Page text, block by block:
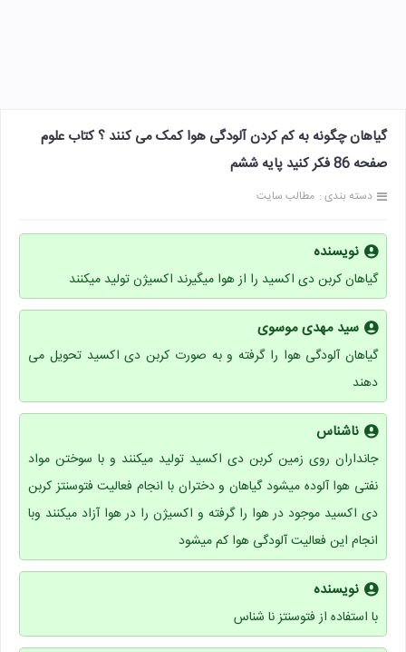
گياهان چگونه به كم كردن آلودگی هوا كمک می كنند ؟ کتاب علوم
صفحه 86 فکر کنید پایه ششم
دسته بندی : مطالب سایت
نویسنده
گیاهان کربن دی اکسید را از هوا میگیرند اکسیژن تولید میکنند
سید مهدی موسوی
گیاهان آلودگی هوا را گرفته و به صورت کربن دی اکسید تحویل می
دهند
ناشناس
جانداران روی زمین کربن دی اکسید تولید میکنند و با سوختن مواد
نفتی هوا آلوده میشود گیاهان و دختران با انجام فعالیت فتوسنتز کربن
دی اکسید موجود در هوا را گرفته و اکسیژن را در هوا آزاد میکنند وبا
انجام این فعالیت آلودگی هوا کم میشود
نویسنده
با استفاده از فتوسنتز نا شناس